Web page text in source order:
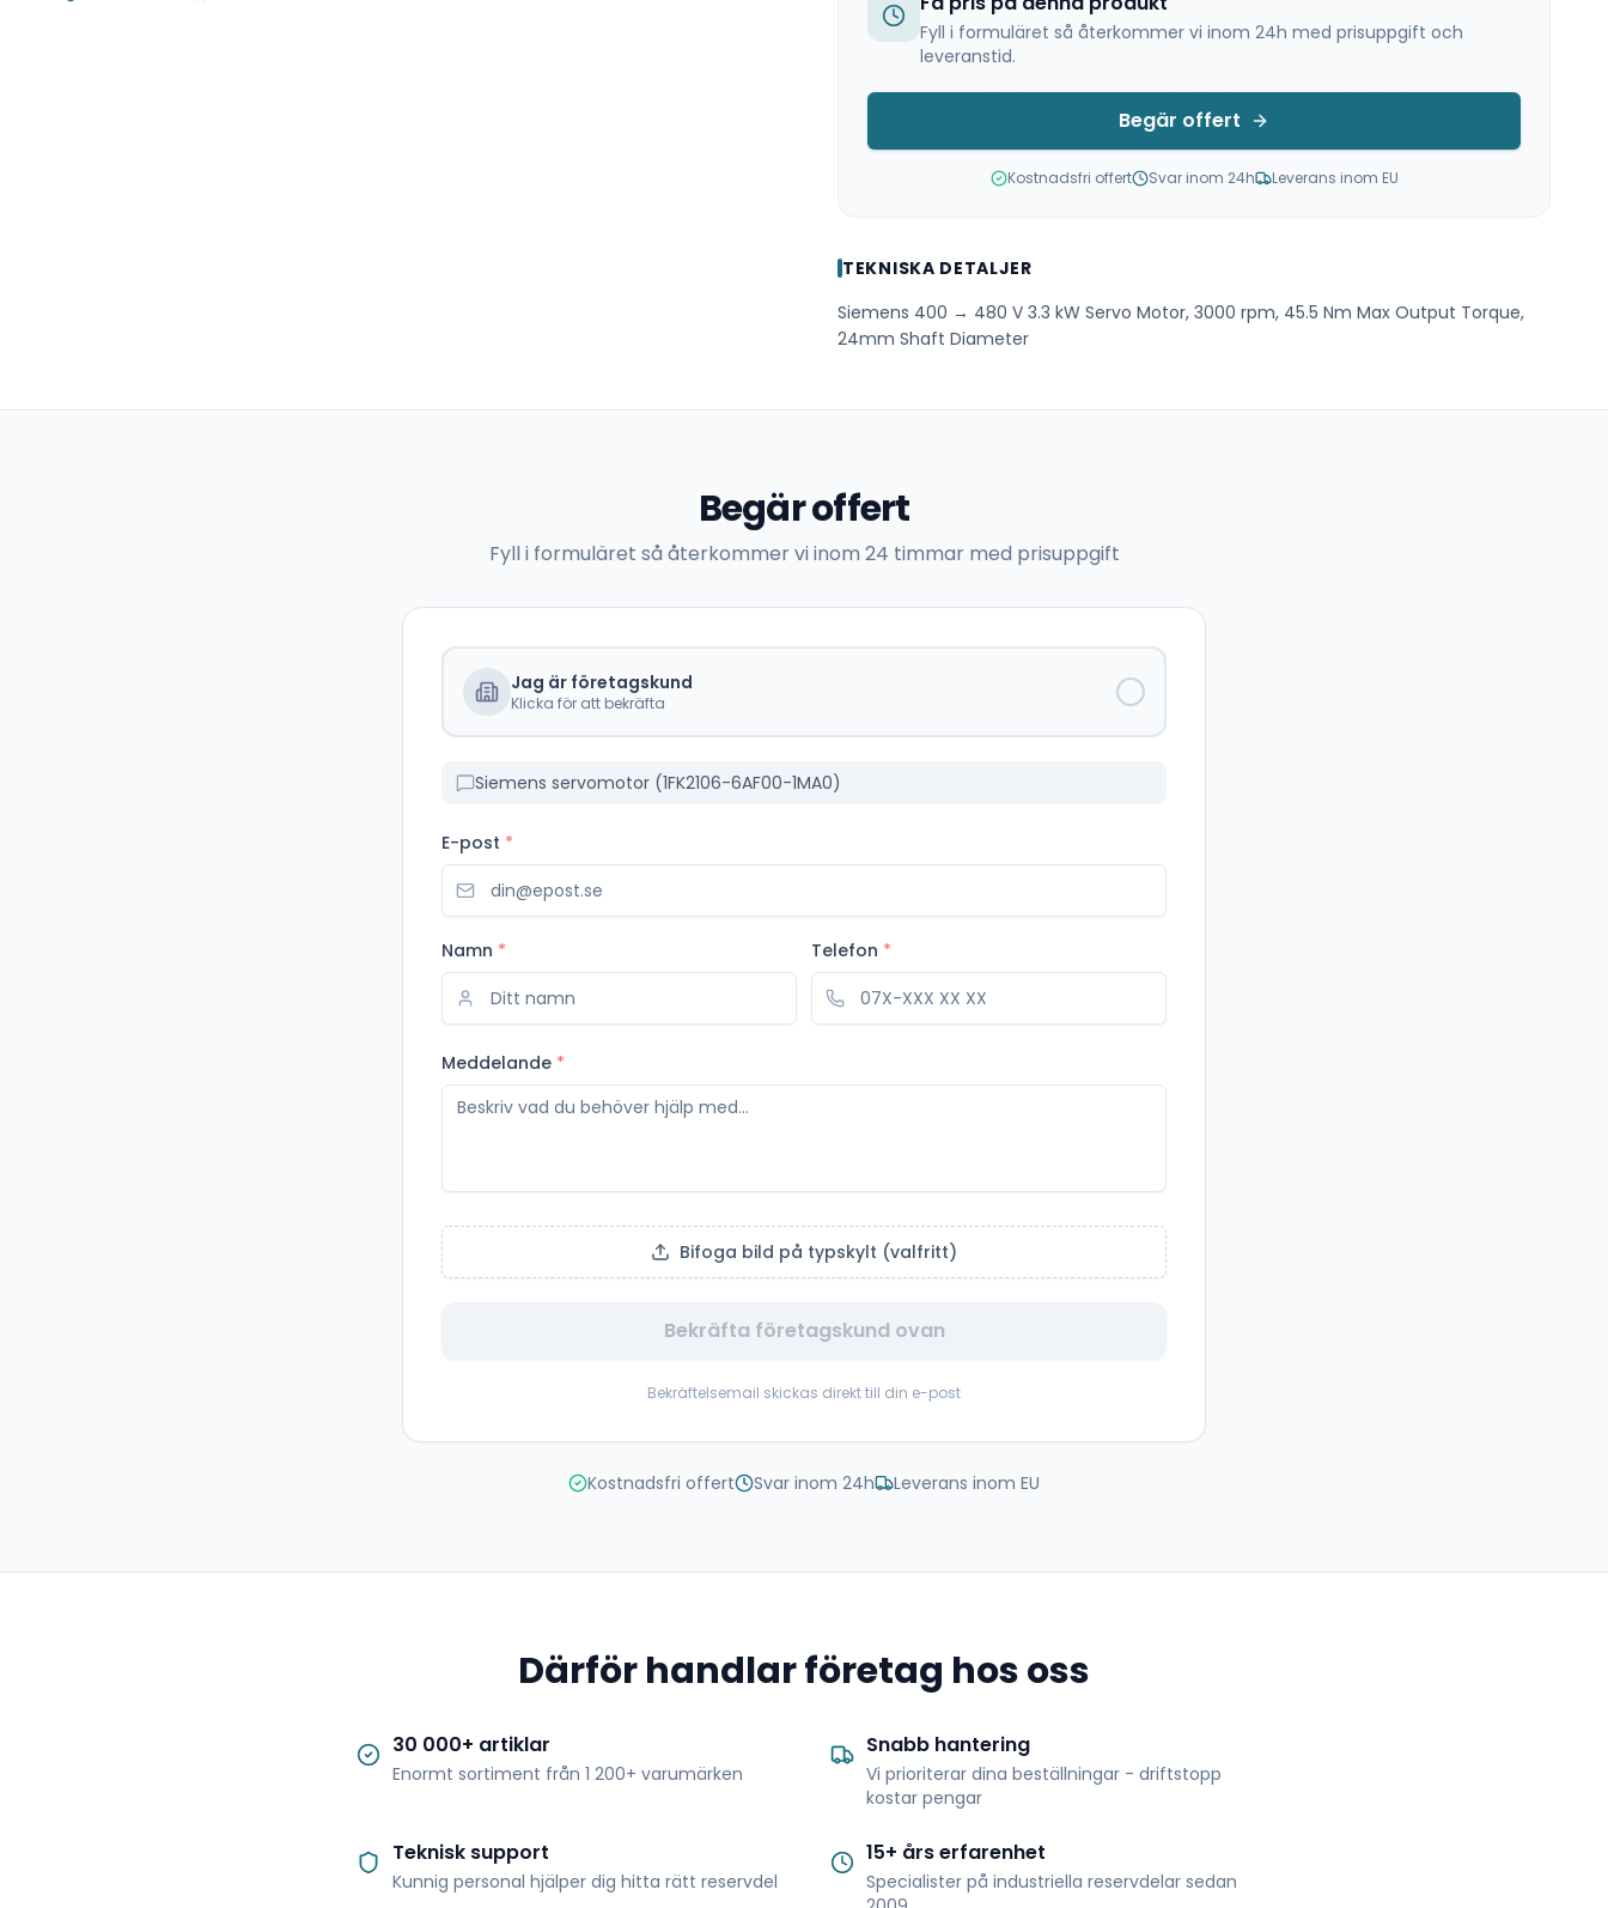
Fyll i formuläret så återkommer vi inom 24h med prisuppgift och
leveranstid.
Begär offert
Kostnadsfri offert Svar inom 24h Leverans inom EU
TEKNISKA DETALJER
Siemens 400 → 480 V 3.3 kW Servo Motor, 3000 rpm, 45.5 Nm Max Output Torque,
24mm Shaft Diameter
Begär offert
Fyll i formuläret så återkommer vi inom 24 timmar med prisuppgift
Jag är företagskund
Klicka för att bekräfta
Siemens servomotor (1FK2106-6AF00-1MA0)
E-post *
Namn * Telefon *
Meddelande *
Bifoga bild på typskylt (valfritt)
Bekräfta företagskund ovan
Bekräftelsemail skickas direkt till din e-post
Kostnadsfri offert Svar inom 24h Leverans inom EU
Därför handlar företag hos oss
30 000+ artiklar
Enormt sortiment från 1 200+ varumärken
Snabb hantering
Vi prioriterar dina beställningar - driftstopp
kostar pengar
Teknisk support
Kunnig personal hjälper dig hitta rätt reservdel
15+ års erfarenhet
Specialister på industriella reservdelar sedan